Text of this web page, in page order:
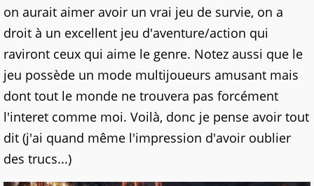
on aurait aimer avoir un vrai jeu de survie, on a
droit à un excellent jeu d'aventure/action qui
raviront ceux qui aime le genre. Notez aussi que le
jeu possède un mode multijoueurs amusant mais
dont tout le monde ne trouvera pas forcément
l'interet comme moi. Voilà, donc je pense avoir tout
dit (j'ai quand même l'impression d'avoir oublier
des trucs...)